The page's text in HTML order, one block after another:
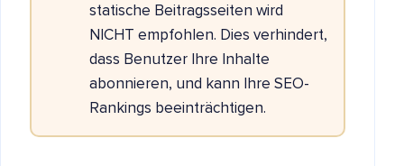
statische Beitragsseiten wird
NICHT empfohlen. Dies verhindert,
dass Benutzer Ihre Inhalte
abonnieren, und kann Ihre SEO-
Rankings beeinträchtigen.